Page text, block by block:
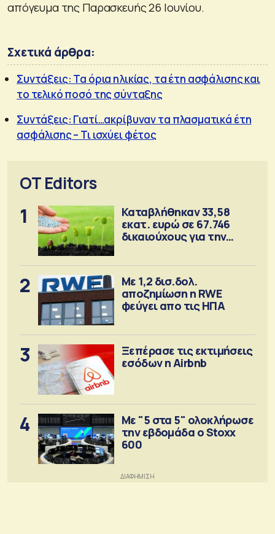
απόγευμα της Παρασκευής 26 Ιουνίου.
Σχετικά άρθρα:
Συντάξεις: Τα όρια ηλικίας, τα έτη ασφάλισης και
το τελικό ποσό της σύνταξης
Συντάξεις: Γιατί…ακρίβυναν τα πλασματικά έτη
ασφάλισης – Τι ισχύει φέτος
OT Editors
1
Καταβλήθηκαν 33,58
εκατ. ευρώ σε 67.746
δικαιούχους για την
2
Με 1,2 δισ.δολ.
αποζημίωση η RWE
φεύγει απο τις ΗΠΑ
3
Ξεπέρασε τις εκτιμήσεις
εσόδων η Airbnb
4
Με "5 στα 5" ολοκλήρωσε
την εβδομάδα ο Stoxx
600